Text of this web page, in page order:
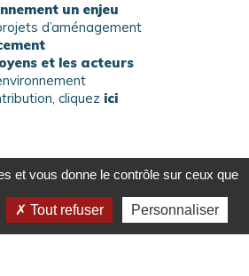
un enjeu
d’aménagement
et les acteurs
cliquez ici
et projets partagés
et vous donne le contrôle sur ceux que
Tout refuser Personnaliser